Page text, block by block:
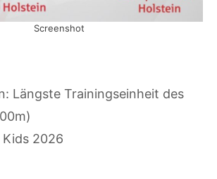
Screenshot
Längste Trainingseinheit des
2026